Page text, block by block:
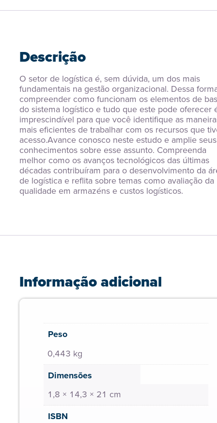
Descrição
O setor de logística é, sem dúvida, um dos mais
fundamentais na gestão organizacional. Dessa
compreender como funcionam os elementos de
do sistema logístico e tudo que este pode oferecer
imprescindível para que você identifique as
mais eficientes de trabalhar com os recursos que
acesso.Avance conosco neste estudo e amplie seus
conhecimentos sobre esse assunto. Compreenda
melhor como os avanços tecnológicos das últimas
décadas contribuíram para o desenvolvimento da
de logística e reflita sobre temas como avaliação da
qualidade em armazéns e custos logísticos.
Informação adicional
Peso
0,443 kg
Dimensões
1,8 × 14,3 × 21 cm
ISBN